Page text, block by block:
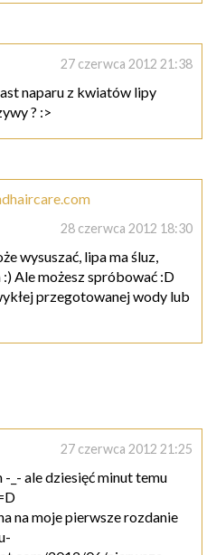
27 czerwca 2012 21:38
naparu z kwiatów lipy
? :>
28 czerwca 2012 18:30
wysuszać, lipa ma śluz,
Ale możesz spróbować :D
przegotowanej wody lub
27 czerwca 2012 21:25
-_- ale dziesięć minut temu
na moje pierwsze rozdanie